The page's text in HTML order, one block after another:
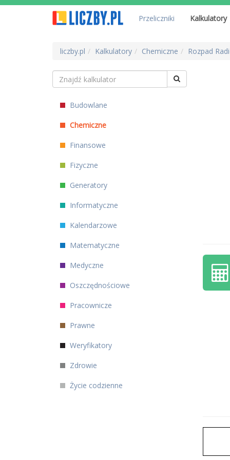
Przeliczniki Kalkulatory
liczby.pl Kalkulatory Chemiczne Rozpad
Budowlane
Chemiczne
Finansowe
Fizyczne
Generatory
Informatyczne
Kalendarzowe
Matematyczne
Medyczne
Oszczędnościowe
Pracownicze
Prawne
Weryfikatory
Zdrowie
Życie codzienne